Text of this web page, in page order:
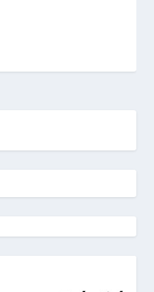
Vörösmarty Rádió